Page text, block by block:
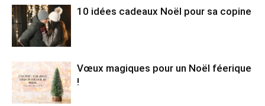
10 idées cadeaux Noël pour sa copine
Vœux magiques pour un Noël féerique
!